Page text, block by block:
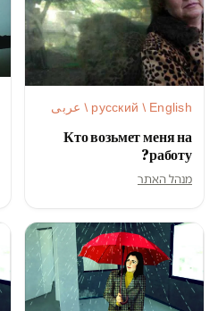
русский / English / عربى
Кто возьмет меня на
работу?
מנהל האתר